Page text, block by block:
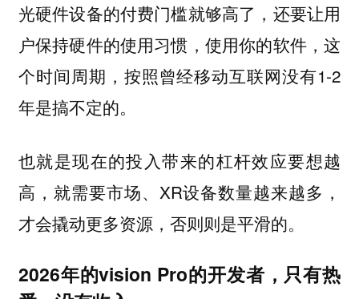
光硬件设备的付费门槛就够高了，还要让用
户保持硬件的使用习惯，使用你的软件，这
个时间周期，按照曾经移动互联网没有1-2
年是搞不定的。
也就是现在的投入带来的杠杆效应要想越
高，就需要市场、XR设备数量越来越多，
才会撬动更多资源，否则则是平滑的。
2026年的vision Pro的开发者，只有热